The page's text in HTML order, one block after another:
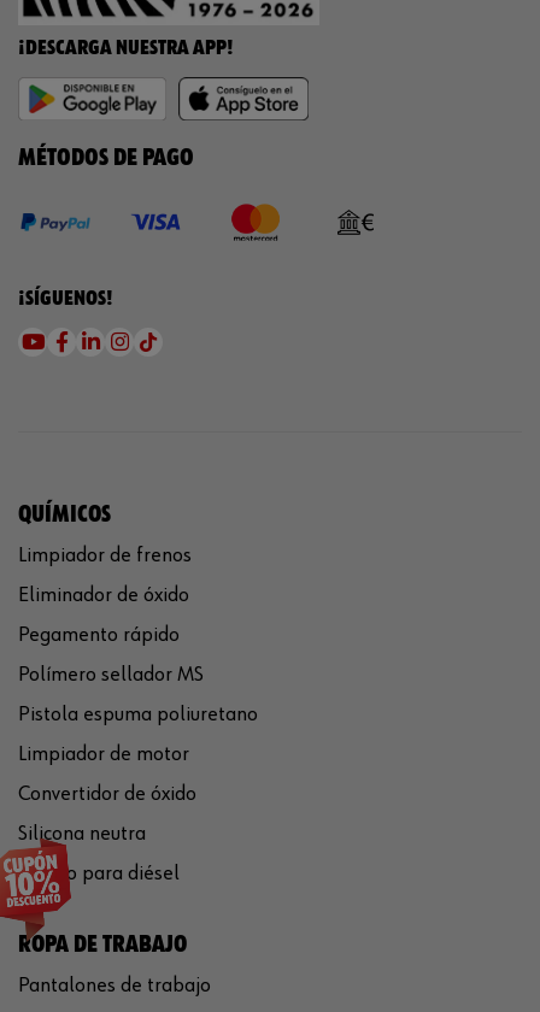
¡DESCARGA NUESTRA APP!
MÉTODOS DE PAGO
¡SÍGUENOS!
QUÍMICOS
Limpiador de frenos
Eliminador de óxido
Pegamento rápido
Polímero sellador MS
Pistola espuma poliuretano
Limpiador de motor
Convertidor de óxido
Silicona neutra
Aditivo para diésel
ROPA DE TRABAJO
Pantalones de trabajo